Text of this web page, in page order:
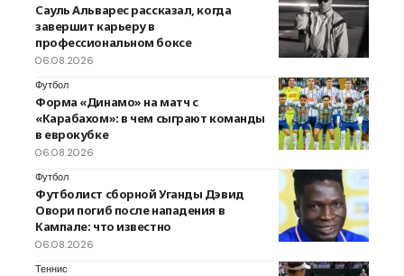
Сауль Альварес рассказал, когда
завершит карьеру в
профессиональном боксе
06.08.2026
Футбол
Форма «Динамо» на матч с
«Карабахом»: в чем сыграют команды
в еврокубке
06.08.2026
Футбол
Футболист сборной Уганды Дэвид
Овори погиб после нападения в
Кампале: что известно
06.08.2026
Теннис